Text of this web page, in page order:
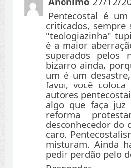
Pentecostal é
criticados, sempre
"teologiazinha"
é a maior
superados pelos
bizarro ainda,
um é um
favor, você
autores
algo que faça juz
reforma
desconhecedor do
caro.
misturam. Ainda
pedir perdão pelo